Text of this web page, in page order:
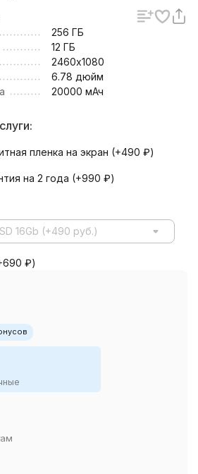
256 ГБ
12 ГБ
2460х1080
6.78 дюйм
20000 мАч
пленка на экран (+490 ₽)
на 2 года (+990 ₽)
16Gb (+490 руб.)
690 ₽)